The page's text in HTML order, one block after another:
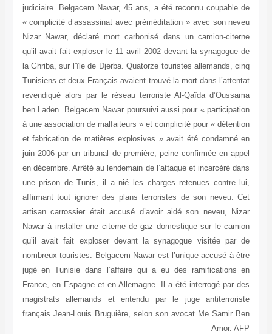
judiciaire. Belgacem Nawar, 45 ans, a été reconnu coupable de
« complicité d’assassinat avec préméditation » avec son neveu
Nizar Nawar, déclaré mort carbonisé dans un camion-citerne
qu’il avait fait exploser le 11 avril 2002 devant la synagogue de
la Ghriba, sur l’île de Djerba. Quatorze touristes allemands, cinq
Tunisiens et deux Français avaient trouvé la mort dans l’attentat
revendiqué alors par le réseau terroriste Al-Qaïda d’Oussama
ben Laden. Belgacem Nawar poursuivi aussi pour « participation
à une association de malfaiteurs » et complicité pour « détention
et fabrication de matières explosives » avait été condamné en
juin 2006 par un tribunal de première, peine confirmée en appel
en décembre. Arrêté au lendemain de l’attaque et incarcéré dans
une prison de Tunis, il a nié les charges retenues contre lui,
affirmant tout ignorer des plans terroristes de son neveu. Cet
artisan carrossier était accusé d’avoir aidé son neveu, Nizar
Nawar à installer une citerne de gaz domestique sur le camion
qu’il avait fait exploser devant la synagogue visitée par de
nombreux touristes. Belgacem Nawar est l’unique accusé à être
jugé en Tunisie dans l’affaire qui a eu des ramifications en
France, en Espagne et en Allemagne. Il a été interrogé par des
magistrats allemands et entendu par le juge antiterroriste
français Jean-Louis Bruguière, selon son avocat Me Samir Ben
Amor. AFP